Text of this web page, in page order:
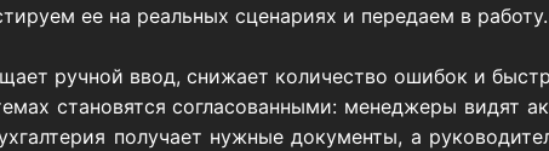
ее на реальных сценариях и передаем в работу.
ручной ввод, снижает количество ошибок и
становятся согласованными: менеджеры видят
получает нужные документы, а